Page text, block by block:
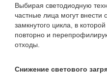
Выбирая светодиодную
частные лица могут внести
замкнутого цикла, в
повторно и
отходы.
Снижение светового